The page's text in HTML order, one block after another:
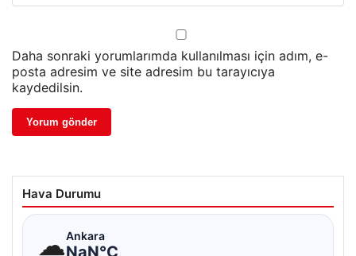
Daha sonraki yorumlarımda kullanılması için adım, e-
posta adresim ve site adresim bu tarayıcıya
kaydedilsin.
Hava Durumu
☁Ankara
NaN°C